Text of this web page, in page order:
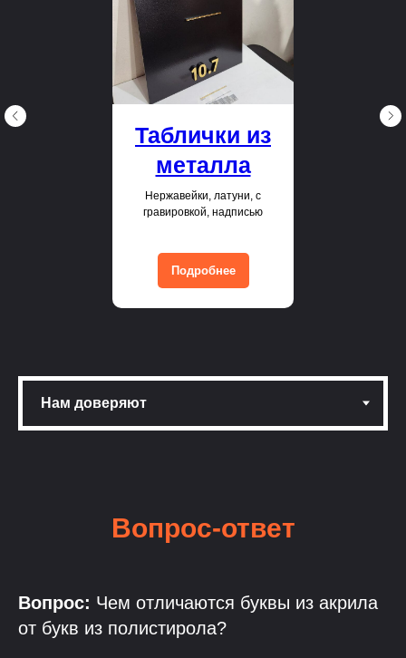
Таблички из
металла
Нержавейки, латуни, с
гравировкой, надписью
Подробнее
Вопрос-ответ
Вопрос: Чем отличаются буквы из акрила
от букв из полистирола?